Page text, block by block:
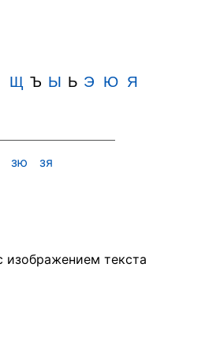
Щ Ъ Ы Ь Э Ю Я
зю зя